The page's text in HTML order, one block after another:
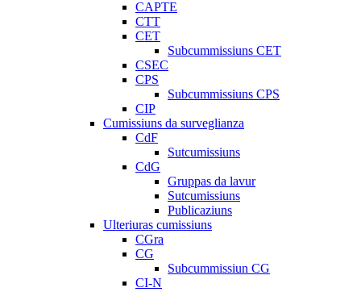
CAPTE
CTT
CET
Subcummissiuns CET
CSEC
CPS
Subcummissiuns CPS
CIP
Cumissiuns da surveglianza
CdF
Sutcumissiuns
CdG
Gruppas da lavur
Sutcumissiuns
Publicaziuns
Ulteriuras cumissiuns
CGra
CG
Subcummissiun CG
CI-N